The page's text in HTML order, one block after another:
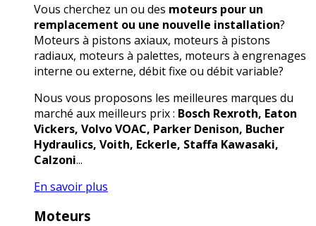
Vous cherchez un ou des moteurs pour un
remplacement ou une nouvelle installation?
Moteurs à pistons axiaux, moteurs à pistons
radiaux, moteurs à palettes, moteurs à engrenages
interne ou externe, débit fixe ou débit variable?
Nous vous proposons les meilleures marques du
marché aux meilleurs prix : Bosch Rexroth, Eaton
Vickers, Volvo VOAC, Parker Denison, Bucher
Hydraulics, Voith, Eckerle, Staffa Kawasaki,
Calzoni...
En savoir plus
Moteurs